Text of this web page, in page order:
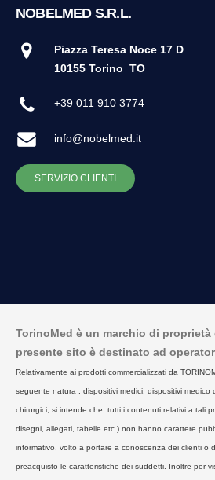
NOBELMED S.R.L.
Piazza Teresa Noce 17 D
10155 Torino TO
+39 011 910 3774
info@nobelmed.it
SERVIZIO CLIENTI
TorinoMed è un marchio di proprietà
presente sito è destinato ad
Relativamente ai prodotti commercializzati da
seguente natura : dispositivi medici, dispositivi medico
chirurgici, si intende che, tutti i contenuti relativi a tali
disegni, allegati, tabelle etc.) non hanno carattere
informativo, volto a portare a conoscenza dei clienti o
preacquisto le caratteristiche dei suddetti. Inoltre per